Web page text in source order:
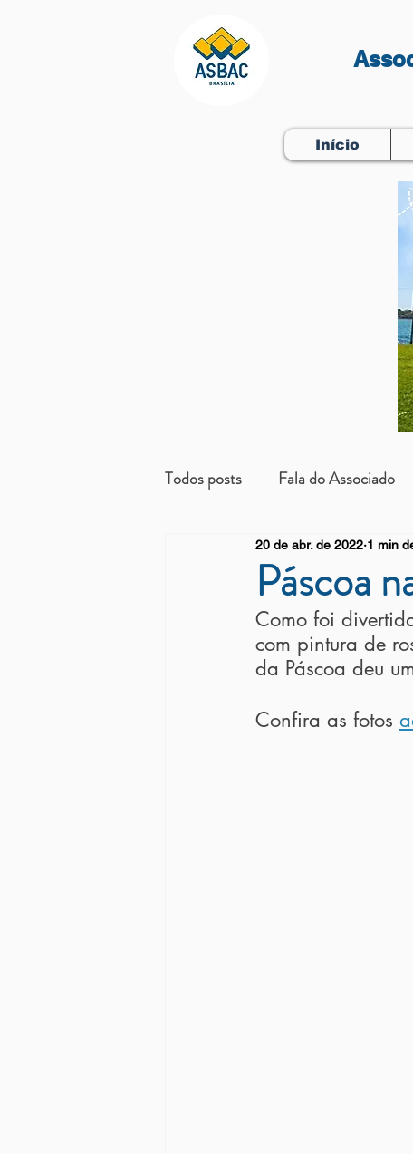
Início
Todos posts Fala do Associado
Beneficientes Arrendatários
Páscoa
20 de abr. de 2022 1 min
Como foi
com pintura de
da Páscoa deu
Confira as fotos